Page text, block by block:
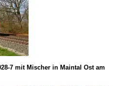
7 mit Mischer in Maintal Ost am